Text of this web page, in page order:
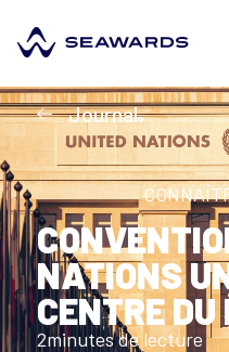
Journal
NATIONS
CENTRE
2minutes de lecture